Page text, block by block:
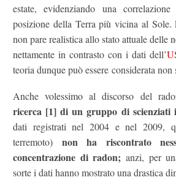
estate, evidenziando una
posizione della Terra più vicina al Sole.
non pare realistica allo stato attuale delle
nettamente in contrasto con i dati dell’
teoria dunque può essere considerata non
Anche volessimo al discorso del
ricerca [1] di un gruppo di scienziati
dati registrati nel 2004 e nel 2009,
terremoto) non ha riscontrato
concentrazione di radon; anzi, per
sorte i dati hanno mostrato una drastica